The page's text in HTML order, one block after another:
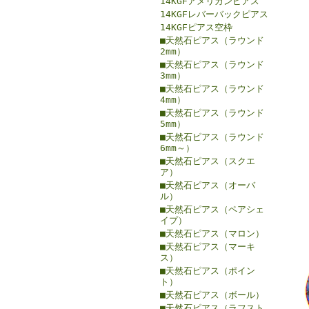
14KGFレバーバックピアス
14KGFピアス空枠
■天然石ピアス（ラウンド
2mm）
■天然石ピアス（ラウンド
3mm）
■天然石ピアス（ラウンド
4mm）
■天然石ピアス（ラウンド
5mm）
■天然石ピアス（ラウンド
6mm～）
■天然石ピアス（スクエ
ア）
■天然石ピアス（オーバ
ル）
■天然石ピアス（ペアシェ
イプ）
■天然石ピアス（マロン）
■天然石ピアス（マーキ
ス）
■天然石ピアス（ポイン
ト）
■天然石ピアス（ボール）